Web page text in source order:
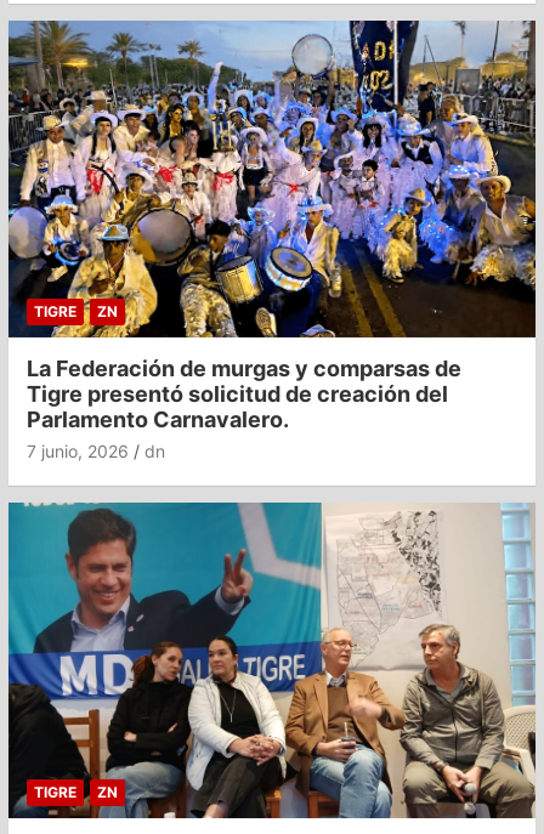
TIGRE ZN
La Federación de murgas y comparsas de
Tigre presentó solicitud de creación del
Parlamento Carnavalero.
7 junio, 2026 dn
TIGRE ZN